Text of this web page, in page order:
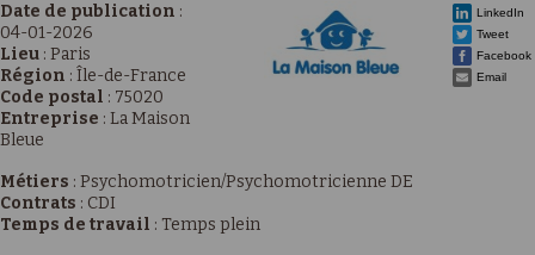
LinkedIn
Tweet
Facebook
Email
Date de publication :
04-01-2026
Lieu : Paris
Région : Île-de-France
Code postal : 75020
Entreprise : La Maison
Bleue
Métiers : Psychomotricien/Psychomotricienne DE
Contrats : CDI
Temps de travail : Temps plein